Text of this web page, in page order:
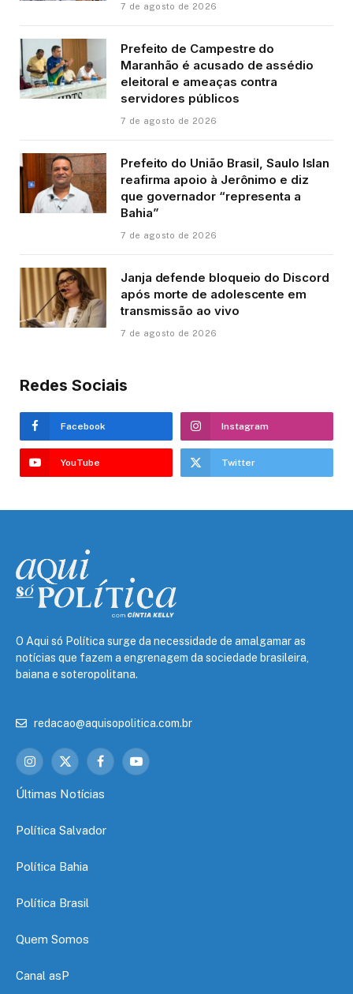
7 de agosto de 2026
Prefeito de Campestre do
Maranhão é acusado de assédio
eleitoral e ameaças contra
servidores públicos
7 de agosto de 2026
Prefeito do União Brasil, Saulo Islan
reafirma apoio à Jerônimo e diz
que governador “representa a
Bahia”
7 de agosto de 2026
Janja defende bloqueio do Discord
após morte de adolescente em
transmissão ao vivo
7 de agosto de 2026
Redes Sociais
Facebook Instagram
YouTube Twitter
O Aqui só Política surge da necessidade de amalgamar as
notícias que fazem a engrenagem da sociedade brasileira,
baiana e soteropolitana.
redacao@aquisopolitica.com.br
Instagram
X
FacebookYouTube
Últimas Notícias
Política Salvador
Política Bahia
Política Brasil
Quem Somos
Canal asP